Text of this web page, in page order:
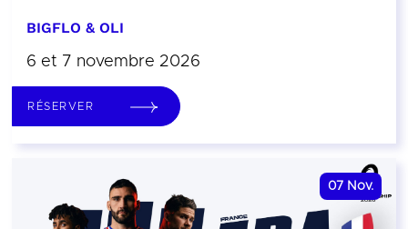
BIGFLO & OLI
6 et 7 novembre 2026
RÉSERVER
07 Nov.